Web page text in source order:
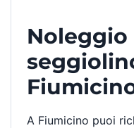
Noleggio
A Fiumicino puoi